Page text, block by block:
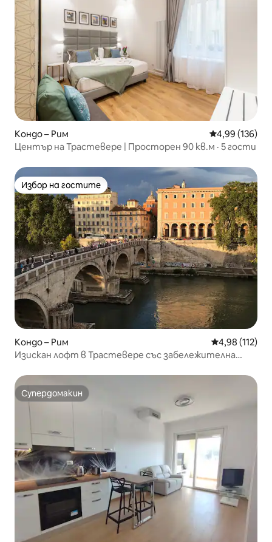
Кондо – Рим Средна
4,99 (136)
Център на Трастевере | Просторен 90 кв.м · 5 гости
Избор на гостите
Избор на гостите
Кондо – Рим Средна
4,98 (112)
Изискан лофт в Трастевере със забележителна
Супердомакин
Супердомакин